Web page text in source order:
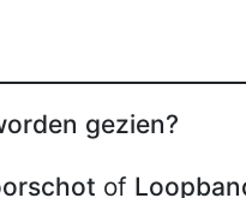
gezien?
of